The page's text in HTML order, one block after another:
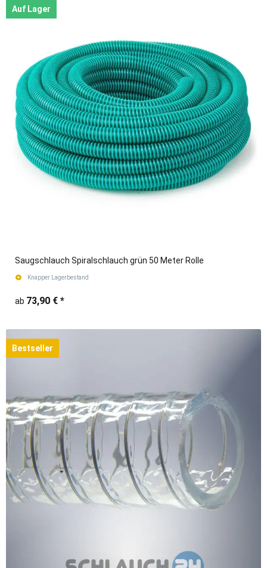
Auf Lager
Saugschlauch Spiralschlauch grün 50 Meter Rolle
Knapper Lagerbestand
ab 73,90 € *
Bestseller